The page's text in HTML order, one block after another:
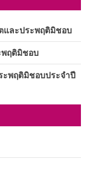
และประพฤติมิชอบ
พฤติมิชอบ
ะพฤติมิชอบประจำปี